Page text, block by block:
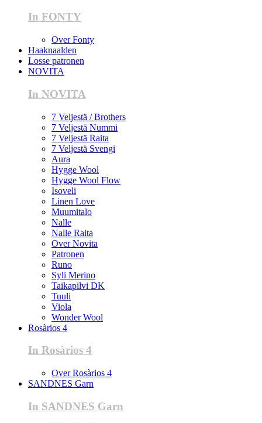
In FONTY
Over Fonty
Haaknaalden
Losse patronen
NOVITA
In NOVITA
7 Veljestä / Brothers
7 Veljestä Nummi
7 Veljestä Raita
7 Veljestä Svengi
Aura
Hygge Wool
Hygge Wool Flow
Isoveli
Linen Love
Muumitalo
Nalle
Nalle Raita
Over Novita
Patronen
Runo
Syli Merino
Taikapilvi DK
Tuuli
Viola
Wonder Wool
Rosàrios 4
In Rosàrios 4
Over Rosàrios 4
SANDNES Garn
In SANDNES Garn